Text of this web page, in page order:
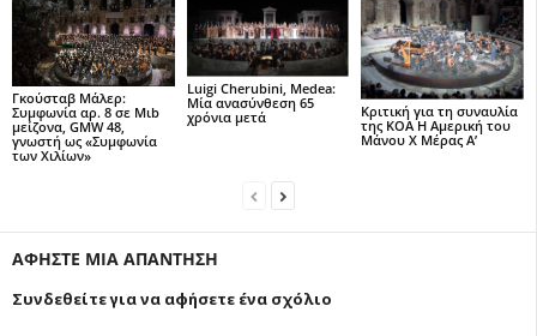
Γκούσταβ Μάλερ:
Συμφωνία αρ. 8 σε Μιb
μείζονα, GMW 48,
γνωστή ως «Συμφωνία
των Χιλίων»
Luigi Cherubini, Medea:
Μία ανασύνθεση 65
χρόνια μετά
Κριτική για τη συναυλία
της ΚΟΑ Η Αμερική του
Μάνου Χ Μέρας Α’
ΑΦΗΣΤΕ ΜΙΑ ΑΠΑΝΤΗΣΗ
Συνδεθείτε για να αφήσετε ένα σχόλιο